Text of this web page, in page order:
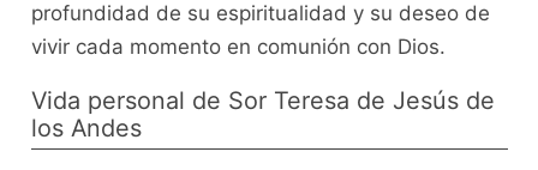
profundidad de su espiritualidad y su deseo de
vivir cada momento en comunión con Dios.
Vida personal de Sor Teresa de Jesús de
los Andes